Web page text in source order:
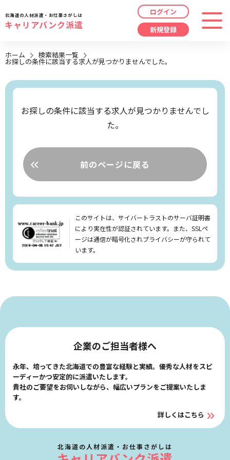
勤務地 指定なし
時給/日給/月給から選択
こだわり 指定なし
リセット 検索する
最近見た求人
求人履歴はありません。
最近利用した検索条件
検索履歴はありません。
北海道の人材派遣・お仕事さがしは
キャリアバンク派遣
ログイン
新規登録
ホーム 検索結果一覧
お探しの条件に該当する求人が見つかりませんでした。
お探しの条件に該当する求人が見つかりませんでし
た。
前のページに戻る
このサイトは、サイバートラストのサーバ証明書
により実在性が認証されています。また、SSLペ
ージは通信が暗号化されプライバシーが守られて
います。
企業のご担当者様へ
永年、培ってきた北海道での豊富な経験と実績。優秀な人材をスピ
ーディーかつ安定的に派遣いたします。
貴社のご要望をお伺いしながら、幅広いプランをご提案いたしま
す。
詳しくはこちら
北海道の人材派遣・お仕事さがしは